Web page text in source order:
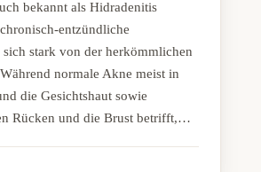
bekannt als Hidradenitis
entzündliche
stark von der herkömmlichen
normale Akne meist in
die Gesichtshaut sowie
Rücken und die Brust betrifft,…